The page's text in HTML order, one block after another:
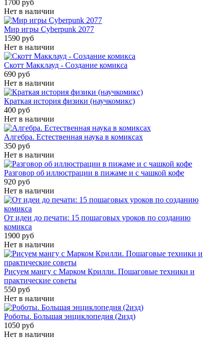
1700 руб
Нет в наличии
Мир игры Cyberpunk 2077
1590 руб
Нет в наличии
Скотт Макклауд - Создание комикса
690 руб
Нет в наличии
Краткая история физики (научкомикс)
400 руб
Нет в наличии
Алгебра. Естественная наука в комиксах
350 руб
Нет в наличии
Разговор об иллюстрации в пижаме и с чашкой кофе
920 руб
Нет в наличии
От идеи до печати: 15 пошаговых уроков по созданию
комикса
1900 руб
Нет в наличии
Рисуем мангу с Марком Крилли. Пошаговые техники и
практические советы
550 руб
Нет в наличии
Роботы. Большая энциклопедия (2изд)
1050 руб
Нет в наличии